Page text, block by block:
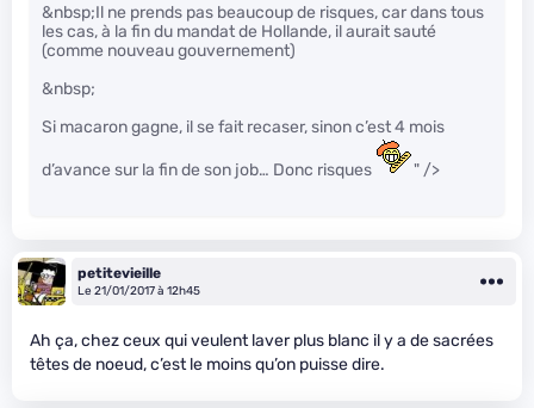
&nbsp;Il ne prends pas beaucoup de risques, car dans tous
les cas, à la fin du mandat de Hollande, il aurait sauté
(comme nouveau gouvernement)
&nbsp;
Si macaron gagne, il se fait recaser, sinon c’est 4 mois
d’avance sur la fin de son job… Donc risques " />
petitevieille
Le 21/01/2017 à 12h45
Ah ça, chez ceux qui veulent laver plus blanc il y a de sacrées
têtes de noeud, c’est le moins qu’on puisse dire.